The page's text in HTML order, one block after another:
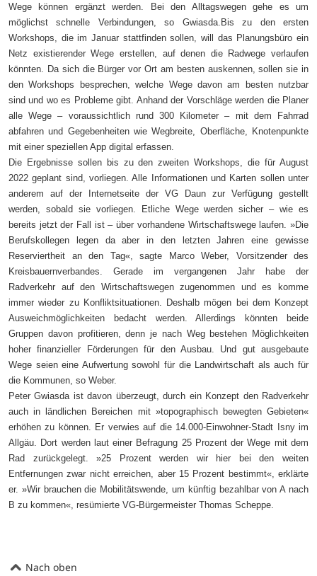
Wege können ergänzt werden. Bei den Alltagswegen gehe es um
möglichst schnelle Verbindungen, so Gwiasda.Bis zu den ersten
Workshops, die im Januar stattfinden sollen, will das Planungsbüro ein
Netz existierender Wege erstellen, auf denen die Radwege verlaufen
könnten. Da sich die Bürger vor Ort am besten auskennen, sollen sie in
den Workshops besprechen, welche Wege davon am besten nutzbar
sind und wo es Probleme gibt. Anhand der Vorschläge werden die Planer
alle Wege – voraussichtlich rund 300 Kilometer – mit dem Fahrrad
abfahren und Gegebenheiten wie Wegbreite, Oberfläche, Knotenpunkte
mit einer speziellen App digital erfassen.
Die Ergebnisse sollen bis zu den zweiten Workshops, die für August
2022 geplant sind, vorliegen. Alle Informationen und Karten sollen unter
anderem auf der Internetseite der VG Daun zur Verfügung gestellt
werden, sobald sie vorliegen. Etliche Wege werden sicher – wie es
bereits jetzt der Fall ist – über vorhandene Wirtschaftswege laufen. »Die
Berufskollegen legen da aber in den letzten Jahren eine gewisse
Reserviertheit an den Tag«, sagte Marco Weber, Vorsitzender des
Kreisbauernverbandes. Gerade im vergangenen Jahr habe der
Radverkehr auf den Wirtschaftswegen zugenommen und es komme
immer wieder zu Konfliktsituationen. Deshalb mögen bei dem Konzept
Ausweichmöglichkeiten bedacht werden. Allerdings könnten beide
Gruppen davon profitieren, denn je nach Weg bestehen Möglichkeiten
hoher finanzieller Förderungen für den Ausbau. Und gut ausgebaute
Wege seien eine Aufwertung sowohl für die Landwirtschaft als auch für
die Kommunen, so Weber.
Peter Gwiasda ist davon überzeugt, durch ein Konzept den Radverkehr
auch in ländlichen Bereichen mit »topographisch bewegten Gebieten«
erhöhen zu können. Er verwies auf die 14.000-Einwohner-Stadt Isny im
Allgäu. Dort werden laut einer Befragung 25 Prozent der Wege mit dem
Rad zurückgelegt. »25 Prozent werden wir hier bei den weiten
Entfernungen zwar nicht erreichen, aber 15 Prozent bestimmt«, erklärte
er. »Wir brauchen die Mobilitätswende, um künftig bezahlbar von A nach
B zu kommen«, resümierte VG-Bürgermeister Thomas Scheppe.
Nach oben